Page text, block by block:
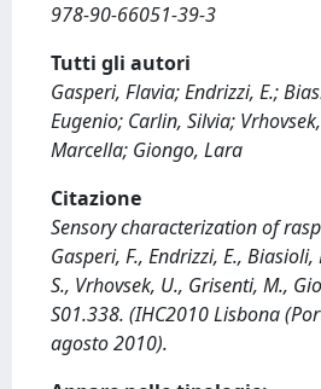
978-90-66051-39-3
Tutti gli autori
Gasperi, Flavia; Endrizzi, E.;
Eugenio; Carlin, Silvia;
Marcella; Giongo, Lara
Citazione
Sensory characterization of
Gasperi, F., Endrizzi, E., Biasioli,
S., Vrhovsek, U., Grisenti, M.,
S01.338. (IHC2010 Lisbona
agosto 2010).